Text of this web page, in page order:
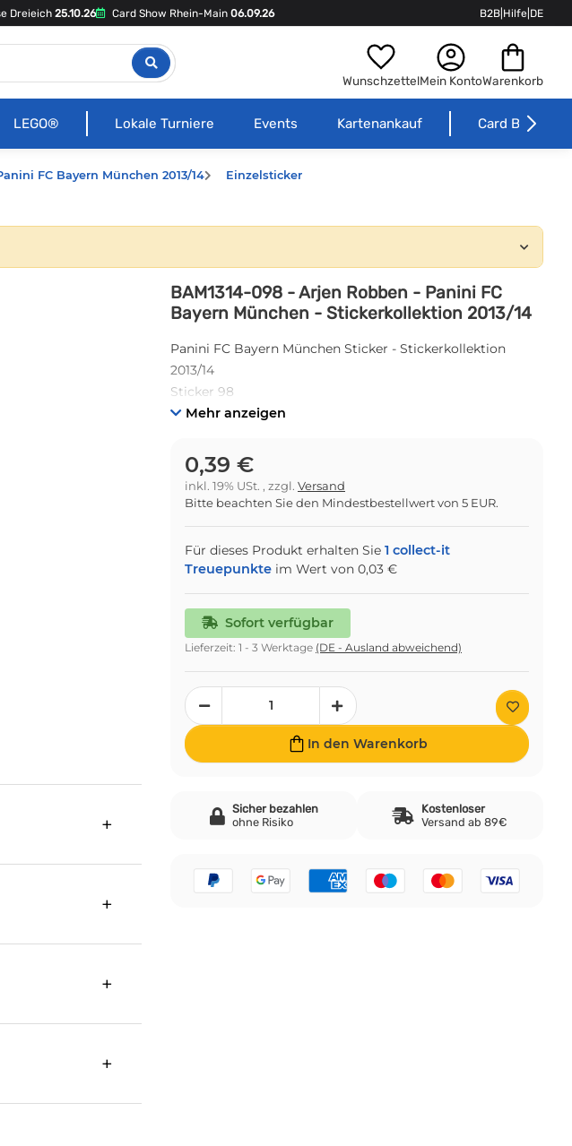
Dreieich 25.10.26 Card Show Rhein-Main 06.09.26 B2B Hilfe DE
WunschzettelMein KontoWarenkorb
LEGO® Lokale Turniere Events Kartenankauf Card Börse
FC Bayern München 2013/14
Einzelsticker
BAM1314-098 - Arjen Robben - Panini FC
Bayern München - Stickerkollektion 2013/14
Panini FC Bayern München Sticker - Stickerkollektion
2013/14
Sticker 98
Mehr anzeigen
0,39 €
inkl. 19% USt. , zzgl. Versand
Bitte beachten Sie den Mindestbestellwert von 5 EUR.
Für dieses Produkt erhalten Sie 1 collect-it
Treuepunkte im Wert von 0,03 €
Sofort verfügbar
Lieferzeit: 1 - 3 Werktage (DE - Ausland abweichend)
In den Warenkorb
Sicher bezahlen
ohne Risiko
Kostenloser
Versand ab 89€